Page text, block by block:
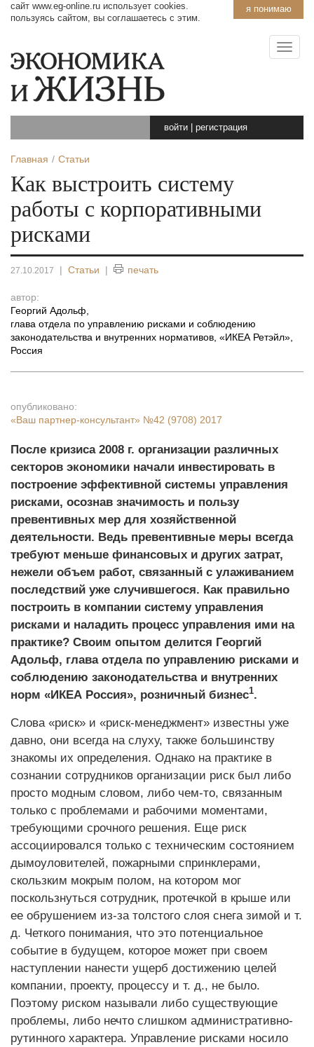
я понимаю
сайт www.eg-online.ru использует cookies.
пользуясь сайтом, вы соглашаетесь с этим.
войти регистрация
Главная Статьи
Как выстроить систему
работы с корпоративными
рисками
27.10.2017 | Статьи | печать
автор:
Георгий Адольф
глава отдела по управлению рисками и соблюдению
законодательства и внутренних нормативов, «ИКЕА Ретэйл»,
Россия
опубликовано:
«Ваш партнер-консультант» №42 (9708) 2017
После кризиса 2008 г. организации различных
секторов экономики начали инвестировать в
построение эффективной системы управления
рисками, осознав значимость и пользу
превентивных мер для хозяйственной
деятельности. Ведь превентивные меры всегда
требуют меньше финансовых и других затрат,
нежели объем работ, связанный с улаживанием
последствий уже случившегося. Как правильно
построить в компании систему управления
рисками и наладить процесс управления ими на
практике? Своим опытом делится Георгий
Адольф, глава отдела по управлению рисками и
соблюдению законодательства и внутренних
норм «ИКЕА Россия», розничный бизнес1.
Слова «риск» и «риск-менеджмент» известны уже
давно, они всегда на слуху, также большинству
знакомы их определения. Однако на практике в
сознании сотрудников организации риск был либо
просто модным словом, либо чем-то, связанным
только с проблемами и рабочими моментами,
требующими срочного решения. Еще риск
ассоциировался только с техническим состоянием
дымоуловителей, пожарными спринклерами,
скользким мокрым полом, на котором мог
поскользнуться сотрудник, протечкой в крыше или
ее обрушением из-за толстого слоя снега зимой и т.
д. Четкого понимания, что это потенциальное
событие в будущем, которое может при своем
наступлении нанести ущерб достижению целей
компании, проекту, процессу и т. д., не было.
Поэтому риском называли либо существующие
проблемы, либо нечто слишком административно-
рутинного характера. Управление рисками носило